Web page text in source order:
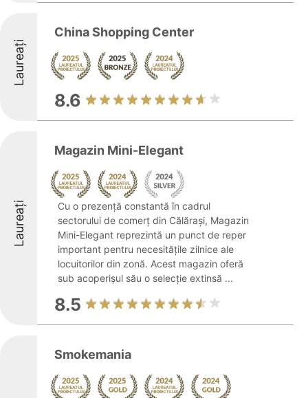
Laureați
China Shopping Center
8.6
Laureați
Magazin Mini-Elegant
Cu o prezență constantă în cadrul
sectorului de comerț din Călărași, Magazin
Mini-Elegant reprezintă un punct de reper
important pentru necesitățile zilnice ale
locuitorilor din zonă. Acest magazin oferă
sub acoperișul său o selecție extinsă ...
8.5
Smokemania